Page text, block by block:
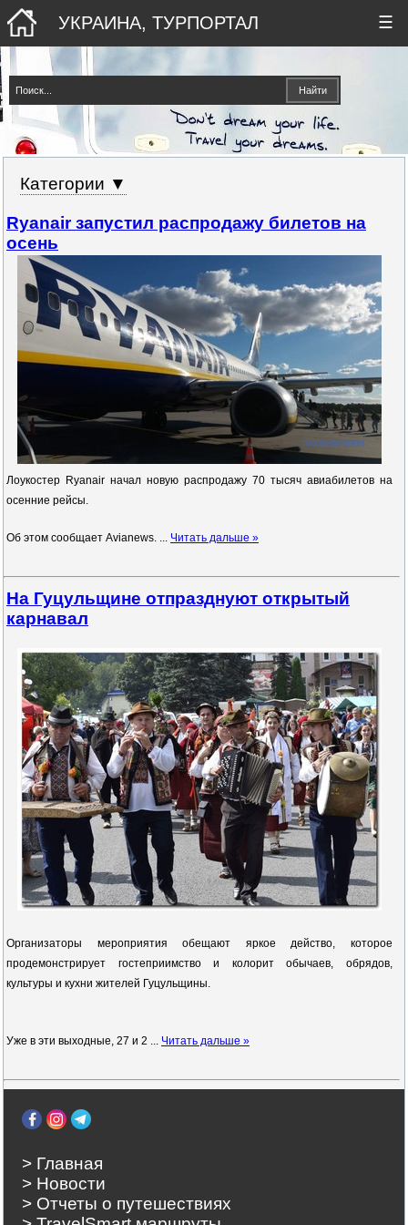
УКРАИНА, ТУРПОРТАЛ ☰
Категории ▼
Ryanair запустил распродажу билетов на
осень
Лоукостер Ryanair начал новую распродажу 70 тысяч авиабилетов на
осенние рейсы.
Об этом сообщает Avianews. ... Читать дальше »
На Гуцульщине отпразднуют открытый
карнавал
Организаторы мероприятия обещают яркое действо, которое
продемонстрирует гостеприимство и колорит обычаев, обрядов,
культуры и кухни жителей Гуцульщины.
Уже в эти выходные, 27 и 2 ... Читать дальше »
> Главная
> Новости
> Отчеты о путешествиях